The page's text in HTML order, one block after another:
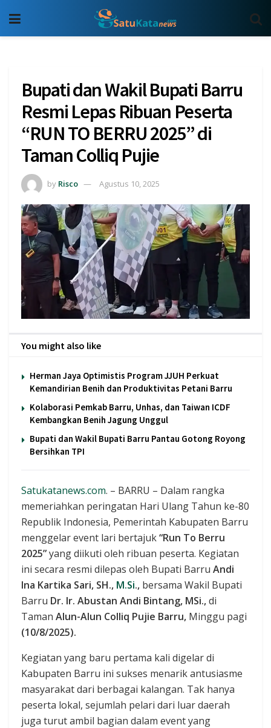
Bupati dan Wakil Bupati Barru
Resmi Lepas Ribuan Peserta
“RUN TO BERRU 2025” di
Taman Colliq Pujie
by Risco Agustus 10, 2025
You might also like
Herman Jaya Optimistis Program JJUH Perkuat
Kemandirian Benih dan Produktivitas Petani Barru
Kolaborasi Pemkab Barru, Unhas, dan Taiwan ICDF
Kembangkan Benih Jagung Unggul
Bupati dan Wakil Bupati Barru Pantau Gotong Royong
Bersihkan TPI
Satukatanews.com. – BARRU – Dalam rangka
memeriahkan peringatan Hari Ulang Tahun ke-80
Republik Indonesia, Pemerintah Kabupaten Barru
menggelar event lari bertajuk“Run To Berru
2025”yang diikuti oleh ribuan peserta. Kegiatan
ini secara resmi dilepas oleh Bupati Barru Andi
Ina Kartika Sari, SH., M.Si., bersama Wakil Bupati
Barru Dr. Ir. Abustan Andi Bintang, MSi.,di
Taman Alun-Alun Colliq Pujie Barru, Minggu pagi
(10/8/2025).
Kegiatan yang baru pertama kali digelar di
Kabupaten Barru ini sukses menarik antusiasme
masyarakat dari berbagai kalangan. Tak hanya
peserta lokal, sejumlah pelari dari luar daerah
juga turut ambil bagian dalam event yang